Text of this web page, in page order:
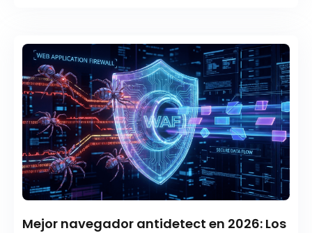
Mejor navegador antidetect en 2026: Los